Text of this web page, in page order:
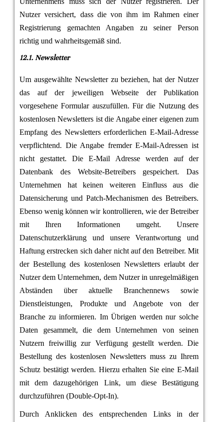
Nutzer versichert, dass die von ihm im Rahmen einer
Registrierung gemachten Angaben zu seiner Person
richtig und wahrheitsgemäß sind.
12.1. Newsletter
Um ausgewählte Newsletter zu beziehen, hat der Nutzer
das auf der jeweiligen Webseite der Publikation
vorgesehene Formular auszufüllen. Für die Nutzung des
kostenlosen Newsletters ist die Angabe einer eigenen zum
Empfang des Newsletters erforderlichen E-Mail-Adresse
verpflichtend. Die Angabe fremder E-Mail-Adressen ist
nicht gestattet. Die E-Mail Adresse werden auf der
Datenbank des Website-Betreibers gespeichert. Das
Unternehmen hat keinen weiteren Einfluss aus die
Datensicherung und Patch-Mechanismen des Betreibers.
Ebenso wenig können wir kontrollieren, wie der Betreiber
mit Ihren Informationen umgeht. Unsere
Datenschutzerklärung und unsere Verantwortung und
Haftung erstrecken sich daher nicht auf den Betreiber. Mit
der Bestellung des kostenlosen Newsletters erlaubt der
Nutzer dem Unternehmen, dem Nutzer in unregelmäßigen
Abständen über aktuelle Branchennews sowie
Dienstleistungen, Produkte und Angebote von der
Branche zu informieren. Im Übrigen werden nur solche
Daten gesammelt, die dem Unternehmen von seinen
Nutzern freiwillig zur Verfügung gestellt werden. Die
Bestellung des kostenlosen Newsletters muss zu Ihrem
Schutz bestätigt werden. Hierzu erhalten Sie eine E-Mail
mit dem dazugehörigen Link, um diese Bestätigung
durchzuführen (Double-Opt-In).
Durch Anklicken des entsprechenden Links in der